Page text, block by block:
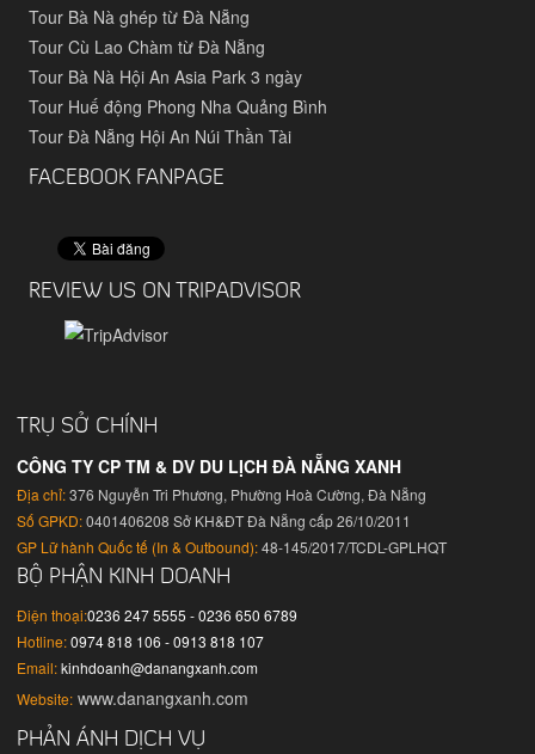
Tour Bà Nà ghép từ Đà Nẵng
Tour Cù Lao Chàm từ Đà Nẵng
Tour Bà Nà Hội An Asia Park 3 ngày
Tour Huế động Phong Nha Quảng Bình
Tour Đà Nẵng Hội An Núi Thần Tài
FACEBOOK FANPAGE
REVIEW US ON TRIPADVISOR
TRỤ SỞ CHÍNH
CÔNG TY CP TM & DV DU LỊCH ĐÀ NẴNG XANH
Địa chỉ:376 Nguyễn Tri Phương, Phường Hoà Cường, Đà Nẵng
Số GPKD:0401406208 Sở KH&ĐT Đà Nẵng cấp 26/10/2011
GP Lữ hành Quốc tế (In & Outbound):48-145/2017/TCDL-GPLHQT
BỘ PHẬN KINH DOANH
Điện thoại:0236 247 5555 - 0236 650 6789
Hotline: 0974 818 106 - 0913 818 107
Email: kinhdoanh@danangxanh.com
Website: www.danangxanh.com
PHẢN ÁNH DỊCH VỤ